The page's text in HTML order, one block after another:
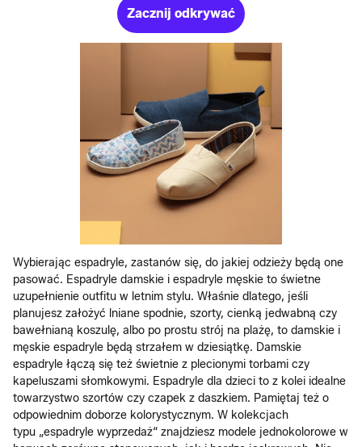
Zacznij odkrywać
Wybierając espadryle, zastanów się, do jakiej odzieży będą one
pasować. Espadryle damskie i espadryle męskie to świetne
uzupełnienie outfitu w letnim stylu. Właśnie dlatego, jeśli
planujesz założyć lniane spodnie, szorty, cienką jedwabną czy
bawełnianą koszulę, albo po prostu strój na plażę, to damskie i
męskie espadryle będą strzałem w dziesiątkę. Damskie
espadryle łączą się też świetnie z plecionymi torbami czy
kapeluszami słomkowymi. Espadryle dla dzieci to z kolei idealne
towarzystwo szortów czy czapek z daszkiem. Pamiętaj też o
odpowiednim doborze kolorystycznym. W kolekcjach
typu „espadryle wyprzedaż“ znajdziesz modele jednokolorowe w